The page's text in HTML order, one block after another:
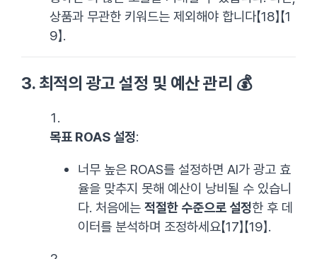
상품과 무관한 키워드는 제외해야 합니다【18】【1
9】.
3. 최적의 광고 설정 및 예산 관리 💰
목표 ROAS 설정:
너무 높은 ROAS를 설정하면 AI가 광고 효
율을 맞추지 못해 예산이 낭비될 수 있습니
다. 처음에는 적절한 수준으로 설정한 후 데
이터를 분석하며 조정하세요【17】【19】.